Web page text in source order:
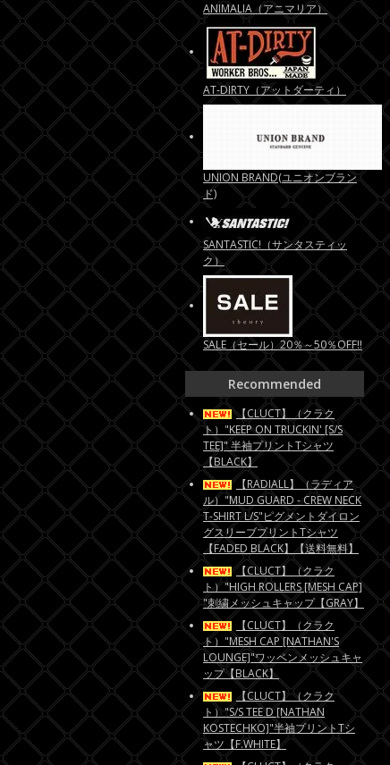
ANIMALIA（アニマリア）
AT-DIRTY（アットダーティ）
UNION BRAND(ユニオンブラン
ド)
SANTASTIC!（サンタスティッ
ク）
SALE（セール）20％～50％OFF!!
Recommended
【CLUCT】（クラク
ト）"KEEP ON TRUCKIN' [S/S
TEE]" 半袖プリントTシャツ
【BLACK】
【RADIALL】（ラディア
ル）"MUD GUARD - CREW NECK
T-SHIRT L/S"ピグメントダイロン
グスリーブプリントTシャツ
【FADED BLACK】【送料無料】
【CLUCT】（クラク
ト）"HIGH ROLLERS [MESH CAP]
"刺繍メッシュキャップ【GRAY】
【CLUCT】（クラク
ト）"MESH CAP [NATHAN'S
LOUNGE]"ワッペンメッシュキャ
ップ【BLACK】
【CLUCT】（クラク
ト）"S/S TEE D [NATHAN
KOSTECHKO]"半袖プリントTシ
ャツ【F.WHITE】